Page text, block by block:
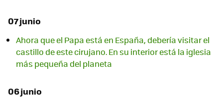
07 junio
Ahora que el Papa está en España, debería visitar el
castillo de este cirujano. En su interior está la iglesia
más pequeña del planeta
06 junio